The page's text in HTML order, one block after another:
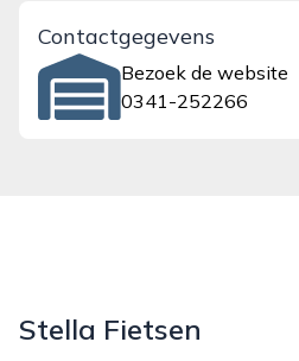
Contactgegevens
Bezoek de website
0341-252266
Stella Fietsen